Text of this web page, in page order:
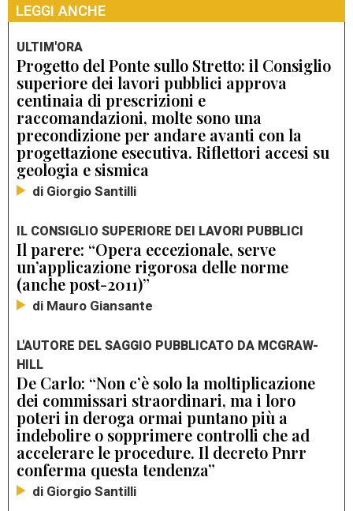
LEGGI ANCHE
ULTIM'ORA
Progetto del Ponte sullo Stretto: il Consiglio
superiore dei lavori pubblici approva
centinaia di prescrizioni e
raccomandazioni, molte sono una
precondizione per andare avanti con la
progettazione esecutiva. Riflettori accesi su
geologia e sismica
di Giorgio Santilli
IL CONSIGLIO SUPERIORE DEI LAVORI PUBBLICI
Il parere: “Opera eccezionale, serve
un’applicazione rigorosa delle norme
(anche post-2011)”
di Mauro Giansante
L'AUTORE DEL SAGGIO PUBBLICATO DA MCGRAW-
HILL
De Carlo: “Non c’è solo la moltiplicazione
dei commissari straordinari, ma i loro
poteri in deroga ormai puntano più a
indebolire o sopprimere controlli che ad
accelerare le procedure. Il decreto Pnrr
conferma questa tendenza”
di Giorgio Santilli